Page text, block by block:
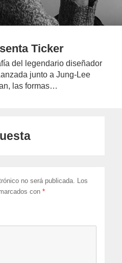
Ticker
del legendario diseñador
junto a Jung-Lee
las formas…
no será publicada.
Los
con*